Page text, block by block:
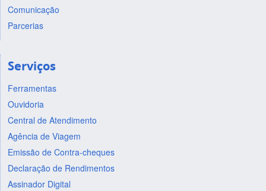
Comunicação
Parcerias
Serviços
Ferramentas
Ouvidoria
Central de Atendimento
Agência de Viagem
Emissão de Contra-cheques
Declaração de Rendimentos
Assinador Digital